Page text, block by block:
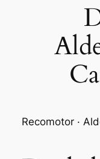
Recomotor ·